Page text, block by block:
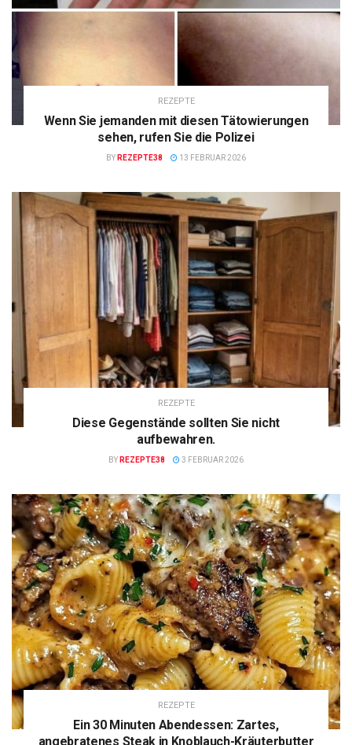
REZEPTE
Wenn Sie jemanden mit diesen Tätowierungen
sehen, rufen Sie die Polizei
BY REZEPTE38 13 FEBRUAR 2026
REZEPTE
Diese Gegenstände sollten Sie nicht
aufbewahren.
BY REZEPTE38 3 FEBRUAR 2026
REZEPTE
Ein 30 Minuten Abendessen: Zartes,
angebratenes Steak in Knoblauch-Kräuterbutter